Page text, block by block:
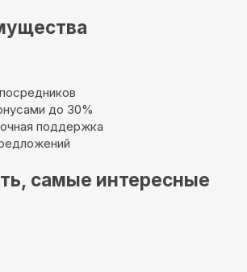
до 30%
поддержка
самые интересные